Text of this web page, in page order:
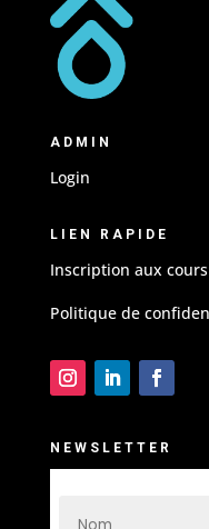
ADMIN
Login
LIEN RAPIDE
Inscription aux cours
Politique de
NEWSLETTER